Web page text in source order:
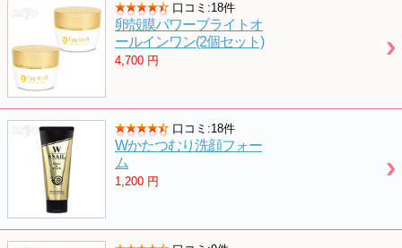
口コミ:18件
卵殻膜パワーブライトオ
ールインワン(2個セット)
4,700 円
口コミ:18件
Wかたつむり洗顔フォー
ム
1,200 円